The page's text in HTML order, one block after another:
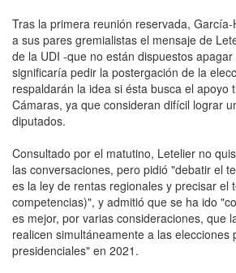
Tras la primera reunión reservada,
a sus pares gremialistas el mensaje de
de la UDI -que no están dispuestos
significaría pedir la postergación de la
respaldarán la idea si ésta busca el apoyo
Cámaras, ya que consideran difícil lograr
diputados.
Consultado por el matutino, Letelier no
las conversaciones, pero pidió "debatir el
es la ley de rentas regionales y precisar el
competencias)", y admitió que se ha ido
es mejor, por varias consideraciones, que
realicen simultáneamente a las elecciones
presidenciales" en 2021.